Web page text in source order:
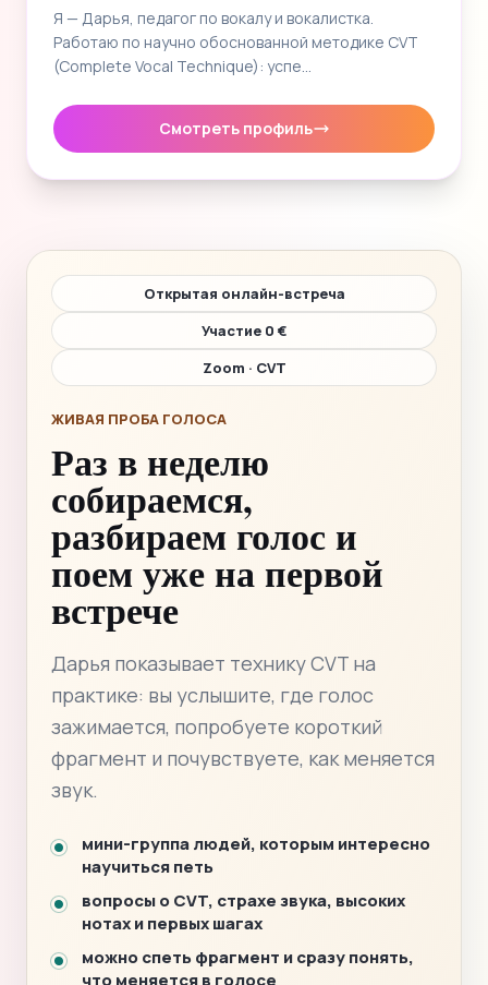
Я — Дарья, педагог по вокалу и вокалистка.
Работаю по научно обоснованной методике CVT
(Complete Vocal Technique): успе…
Смотреть профиль
Открытая онлайн-встреча
Участие 0 €
Zoom · CVT
ЖИВАЯ ПРОБА ГОЛОСА
Раз в неделю
собираемся,
разбираем голос и
поем уже на первой
встрече
Дарья показывает технику CVT на
практике: вы услышите, где голос
зажимается, попробуете короткий
фрагмент и почувствуете, как меняется
звук.
мини-группа людей, которым интересно
научиться петь
вопросы о CVT, страхе звука, высоких
нотах и первых шагах
можно спеть фрагмент и сразу понять,
что меняется в голосе